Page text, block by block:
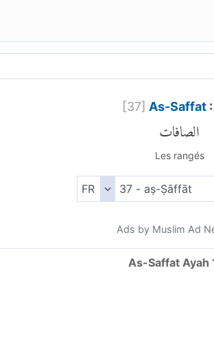
[37] As-Saffat:
الصافات
Les rangés
Ads by Muslim Ad
As-Saffat Ayah